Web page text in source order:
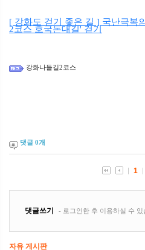
[ 강화도 걷기 좋은 길 ] 국난극복
2코스 호국돈대길' 걷기
강화나들길2코스
댓글 0개
자유 게시판